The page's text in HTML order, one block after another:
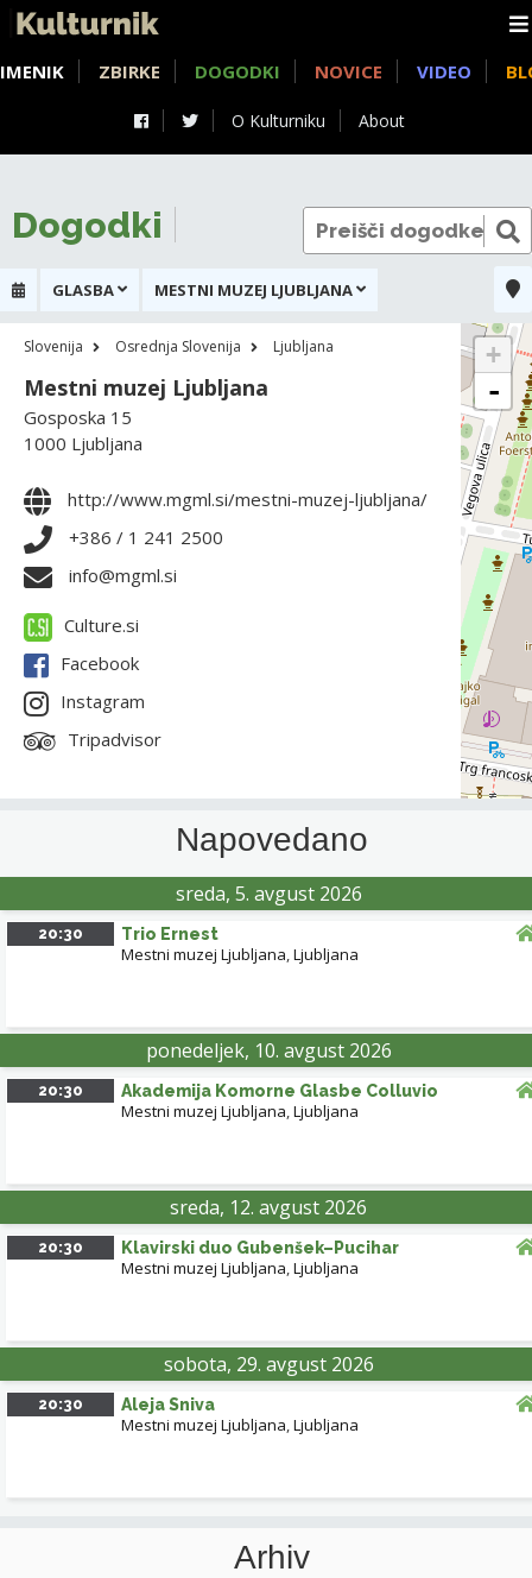
O Kulturniku About
IMENIK ZBIRKE DOGODKI NOVICE VIDEO
Dogodki
GLASBA MESTNI MUZEJ LJUBLJANA
Slovenija Osrednja Slovenija Ljubljana
Mestni muzej Ljubljana
Gosposka 15
1000 Ljubljana
http://www.mgml.si/mestni-muzej-ljubljana/
+386 / 1 241 2500
info@mgml.si
Culture.si
Facebook
Instagram
Tripadvisor
+
-
Napovedano
sreda, 5. avgust 2026
20:30 Trio Ernest
Mestni muzej Ljubljana,Ljubljana
ponedeljek, 10. avgust 2026
20:30 Akademija Komorne Glasbe Colluvio
Mestni muzej Ljubljana,Ljubljana
sreda, 12. avgust 2026
20:30 Klavirski duo Gubenšek–Pucihar
Mestni muzej Ljubljana,Ljubljana
sobota, 29. avgust 2026
20:30 Aleja Sniva
Mestni muzej Ljubljana,Ljubljana
Arhiv